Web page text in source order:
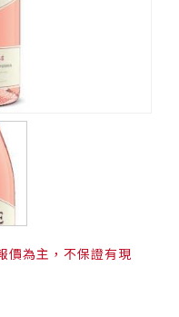
價為主，不保證有現